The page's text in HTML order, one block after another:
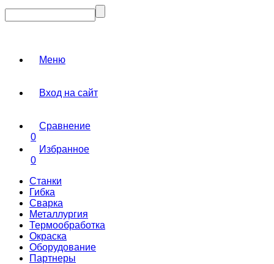
Меню
Вход на сайт
Сравнение
0
Избранное
0
Станки
Гибка
Сварка
Металлургия
Термообработка
Окраска
Оборудование
Партнеры